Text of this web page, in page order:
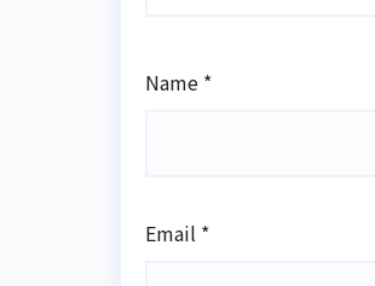
Name *
Email *